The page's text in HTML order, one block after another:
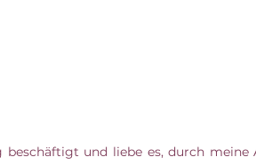
und liebe es, durch meine